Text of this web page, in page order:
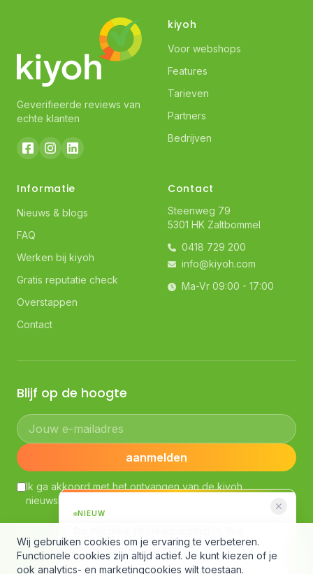
Geverifieerde reviews van
echte klanten
kiyoh
Voor webshops
Features
Tarieven
Partners
Bedrijven
Informatie
Nieuws & blogs
FAQ
Werken bij kiyoh
Gratis reputatie check
Overstappen
Contact
Contact
Steenweg 79
5301 HK Zaltbommel
0418 729 200
info@kiyoh.com
Ma-Vr 09:00 - 17:00
Blijf op de hoogte
Jouw e-mailadres
aanmelden
Ik ga akkoord met het ontvangen van de kiyoh
nieuwsbrief. Lees ons
© Kiyoh — Powered by Klantenvertellen bv
Algemene voorwaarden · Richtlijnen klantbeoordelingen
Wij gebruiken cookies om je ervaring te verbeteren.
Functionele cookies zijn altijd actief. Je kunt kiezen of je
ook analytics- en marketingcookies wilt toestaan.
NIEUW
AI-samenvatting, slimme filters en een
compleet nieuw design.